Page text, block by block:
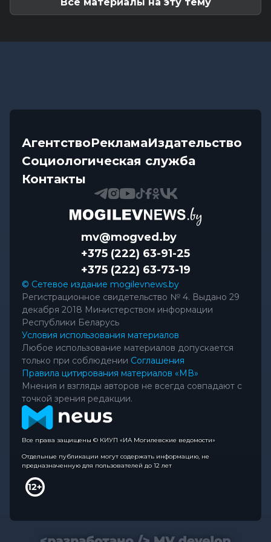
АгентствоРекламаИздательство
Социологическая служба
Контакты
mv@mogved.by
+375 (222) 63-91-25
+375 (222) 63-73-19
© Сетевое издание mogilevnews.by
Регистрационное свидетельство № 4. Выдано 29
декабря 2018 Министерством информации
Республики Беларусь
Условия использования материалов
Любое использование материалов допускается
только при соблюдении Соглашения
Правила цитирования материалов «МВ»
Мнения и взгляды авторов не всегда совпадают с
точкой зрения редакции.
Все права защищены © КИУП «ИА Могилевские ведомости»
Отдельные публикации могут содержать информацию, не
предназначенную для пользователей до 12 лет